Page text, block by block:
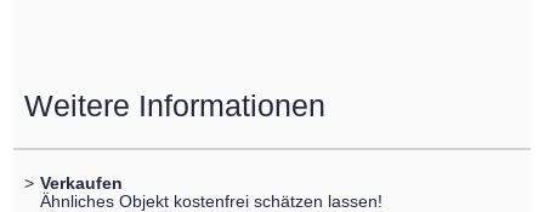
Weitere Informationen
> Verkaufen
Ähnliches Objekt kostenfrei schätzen lassen!